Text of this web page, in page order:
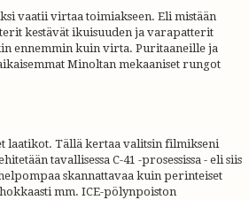
vaatii virtaa toimiakseen. Eli mistään
kestävät ikuisuuden ja varapatterit
ennemmin kuin virta. Puritaaneille ja
Minoltan mekaaniset rungot
laatikot. Tällä kertaa valitsin filmikseni
tavallisessa C-41 -prosessissa - eli siis
skannattavaa kuin perinteiset
mm. ICE-pölynpoiston